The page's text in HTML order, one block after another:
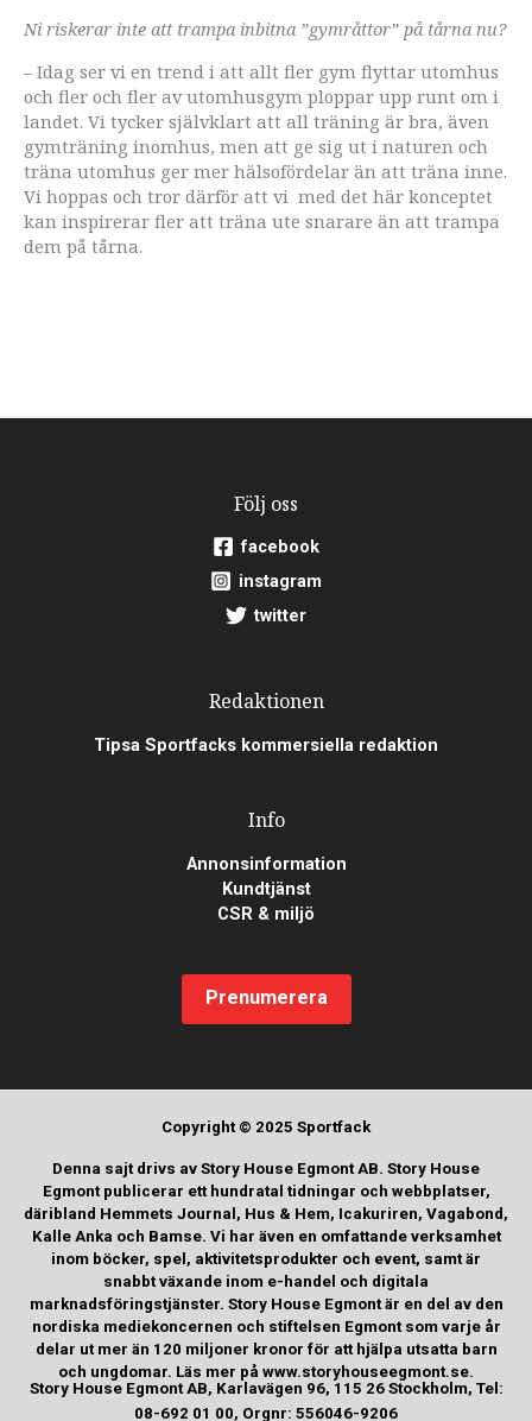
Ni riskerar inte att trampa inbitna ”gymråttor” på tårna nu?
– Idag ser vi en trend i att allt fler gym flyttar utomhus
och fler och fler av utomhusgym ploppar upp runt om i
landet. Vi tycker självklart att all träning är bra, även
gymträning inomhus, men att ge sig ut i naturen och
träna utomhus ger mer hälsofördelar än att träna inne.
Vi hoppas och tror därför att vi med det här konceptet
kan inspirerar fler att träna ute snarare än att trampa
dem på tårna.
Följ oss
facebook
instagram
twitter
Redaktionen
Tipsa Sportfacks kommersiella redaktion
Info
Annonsinformation
Kundtjänst
CSR & miljö
Prenumerera
Copyright © 2025 Sportfack
Denna sajt drivs av Story House Egmont AB. Story House
Egmont publicerar ett hundratal tidningar och webbplatser,
däribland Hemmets Journal, Hus & Hem, Icakuriren, Vagabond,
Kalle Anka och Bamse. Vi har även en omfattande verksamhet
inom böcker, spel, aktivitetsprodukter och event, samt är
snabbt växande inom e-handel och digitala
marknadsföringstjänster. Story House Egmont är en del av den
nordiska mediekoncernen och stiftelsen Egmont som varje år
delar ut mer än 120 miljoner kronor för att hjälpa utsatta barn
och ungdomar. Läs mer på www.storyhouseegmont.se.
Story House Egmont AB, Karlavägen 96, 115 26 Stockholm, Tel:
08-692 01 00, Orgnr: 556046-9206